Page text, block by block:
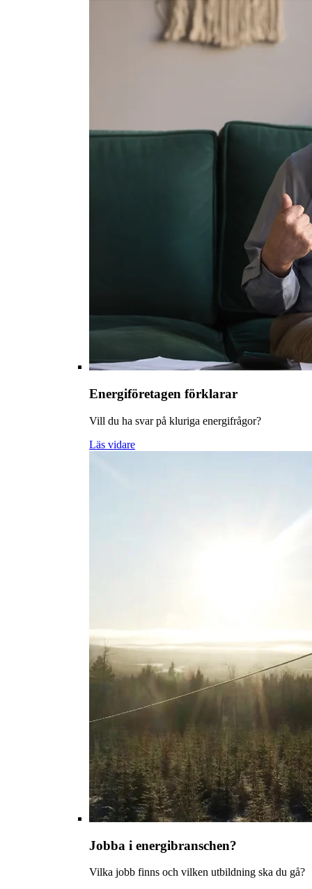
Energiföretagen förklarar
Vill du ha svar på kluriga energifrågor?
Läs vidare
Jobba i energibranschen?
Vilka jobb finns och vilken utbildning ska du gå?